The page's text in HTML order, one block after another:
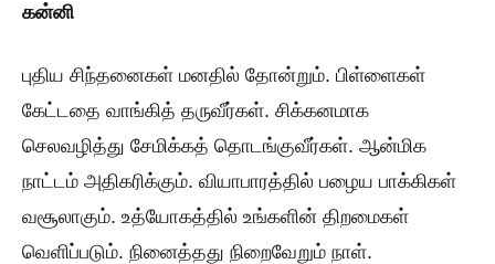
கன்னி
புதிய சிந்தனைகள் மனதில் தோன்றும். பிள்ளைகள்
கேட்டதை வாங்கித் தருவீர்கள். சிக்கனமாக
செலவழித்து சேமிக்கத் தொடங்குவீர்கள். ஆன்மிக
நாட்டம் அதிகரிக்கும். வியாபாரத்தில் பழைய பாக்கிகள்
வசூலாகும். உத்யோகத்தில் உங்களின் திறமைகள்
வெளிப்படும். நினைத்தது நிறைவேறும் நாள்.